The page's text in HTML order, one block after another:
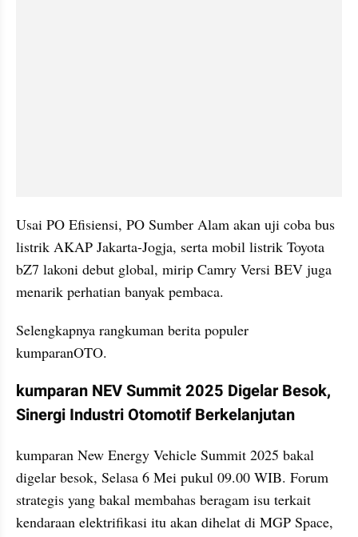
Usai PO Efisiensi, PO Sumber Alam akan uji coba bus
listrik AKAP Jakarta-Jogja, serta mobil listrik Toyota
bZ7 lakoni debut global, mirip Camry Versi BEV juga
menarik perhatian banyak pembaca.
Selengkapnya rangkuman berita populer
kumparanOTO.
kumparan NEV Summit 2025 Digelar Besok,
Sinergi Industri Otomotif Berkelanjutan
kumparan New Energy Vehicle Summit 2025 bakal
digelar besok, Selasa 6 Mei pukul 09.00 WIB. Forum
strategis yang bakal membahas beragam isu terkait
kendaraan elektrifikasi itu akan dihelat di MGP Space,